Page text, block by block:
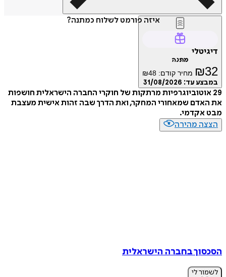
איזה פורמט לשלוח כמתנה?
דיגיטלי
מתנה
₪32 מחיר קודם: ₪48
במבצע עד: 31/08/2026
29 אוטוביוגרפיות מרתקות של חוקרי החברה הישראלית חושפות
את האדם שמאחורי המחקר, ואת הדרך שבה זהות אישית מעצבת
מבט אקדמי.
הצצה מהירה
הסכסוך בחברה הישראלית
לשמור לי